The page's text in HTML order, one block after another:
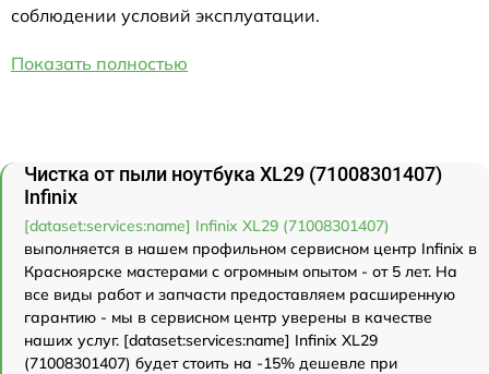
соблюдении условий эксплуатации.
Показать полностью
Чистка от пыли ноутбука XL29 (71008301407)
Infinix
[dataset:services:name] Infinix XL29 (71008301407)
выполняется в нашем профильном сервисном центр Infinix в
Красноярске мастерами с огромным опытом - от 5 лет. На
все виды работ и запчасти предоставляем расширенную
гарантию - мы в сервисном центр уверены в качестве
наших услуг. [dataset:services:name] Infinix XL29
(71008301407) будет стоить на -15% дешевле при